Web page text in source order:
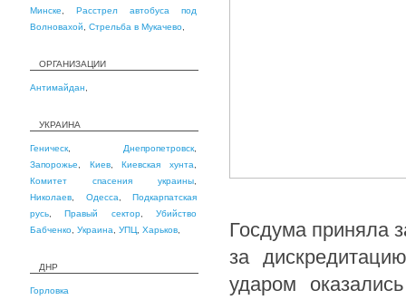
Минске
Расстрел автобуса под
Волновахой
Стрельба в Мукачево
ОРГАНИЗАЦИИ
Антимайдан
УКРАИНА
Геническ Днепропетровск
Запорожье
Киев,Киевская хунта
Комитет спасения украины
Николаев
Одесса
Подкарпатская
русь ,Правый сектор,Убийство
Бабченко Украина УПЦ Харьков
ДНР
Горловка
Госдума приняла
за
ударом